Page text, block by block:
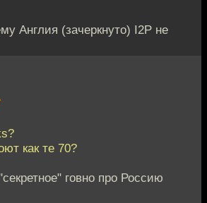
Англия (зачеркнуто) I2P не
как те 70?
говно про Россию